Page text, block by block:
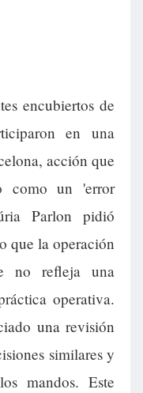
encubiertos de
en una
acción que
como un 'error
Parlon pidió
que la operación
no refleja una
operativa.
una revisión
similares y
mandos. Este